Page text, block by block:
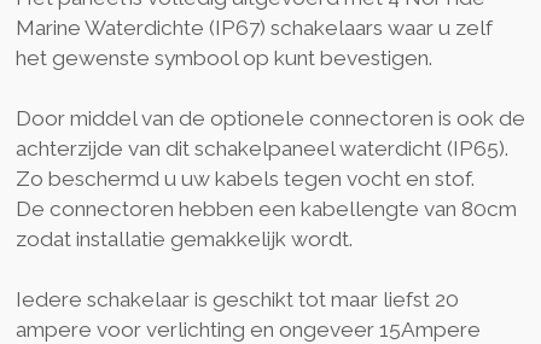
Marine Waterdichte (IP67) schakelaars waar u zelf
het gewenste symbool op kunt bevestigen.
Door middel van de optionele connectoren is ook de
achterzijde van dit schakelpaneel waterdicht (IP65).
Zo beschermd u uw kabels tegen vocht en stof.
De connectoren hebben een kabellengte van 80cm
zodat installatie gemakkelijk wordt.
Iedere schakelaar is geschikt tot maar liefst 20
ampere voor verlichting en ongeveer 15Ampere